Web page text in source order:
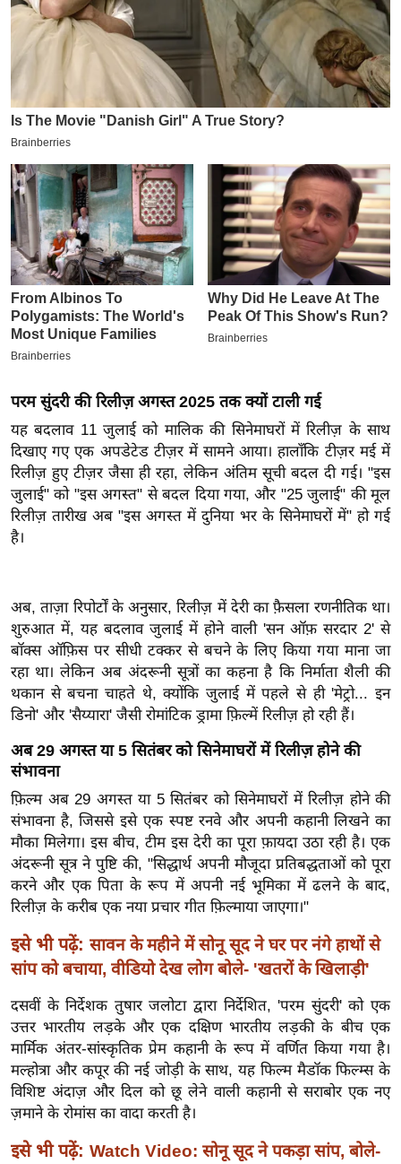
ट
P
2
0
6
क्रा
इ
म
ई
-
पे
प
मि
सा
ल
बे
मि
सा
ख्सि
य
त
यं
ग
डि
सा
हि
त्य
ज
ग
त
ऑ
टो
व
र्ल्ड
न्यू
ज
ब्री
म
परम सुंदरी की रिलीज़ अगस्त 2025 तक क्यों टाली गई
यह बदलाव 11 जुलाई को मालिक की सिनेमाघरों में रिलीज़ के साथ
दिखाए गए एक अपडेटेड टीज़र में सामने आया। हालाँकि टीज़र मई में
रिलीज़ हुए टीज़र जैसा ही रहा, लेकिन अंतिम सूची बदल दी गई। "इस
जुलाई" को "इस अगस्त" से बदल दिया गया, और "25 जुलाई" की मूल
रिलीज़ तारीख अब "इस अगस्त में दुनिया भर के सिनेमाघरों में" हो गई
है।
अब, ताज़ा रिपोर्टों के अनुसार, रिलीज़ में देरी का फ़ैसला रणनीतिक था।
शुरुआत में, यह बदलाव जुलाई में होने वाली 'सन ऑफ़ सरदार 2' से
बॉक्स ऑफ़िस पर सीधी टक्कर से बचने के लिए किया गया माना जा
रहा था। लेकिन अब अंदरूनी सूत्रों का कहना है कि निर्माता शैली की
थकान से बचना चाहते थे, क्योंकि जुलाई में पहले से ही 'मेट्रो... इन
डिनो' और 'सैय्यारा' जैसी रोमांटिक ड्रामा फ़िल्में रिलीज़ हो रही हैं।
अब 29 अगस्त या 5 सितंबर को सिनेमाघरों में रिलीज़ होने की
संभावना
फ़िल्म अब 29 अगस्त या 5 सितंबर को सिनेमाघरों में रिलीज़ होने की
संभावना है, जिससे इसे एक स्पष्ट रनवे और अपनी कहानी लिखने का
मौका मिलेगा। इस बीच, टीम इस देरी का पूरा फ़ायदा उठा रही है। एक
अंदरूनी सूत्र ने पुष्टि की, "सिद्धार्थ अपनी मौजूदा प्रतिबद्धताओं को पूरा
करने और एक पिता के रूप में अपनी नई भूमिका में ढलने के बाद,
रिलीज़ के करीब एक नया प्रचार गीत फ़िल्माया जाएगा।"
इसे भी पढ़ें: सावन के महीने में सोनू सूद ने घर पर नंगे हाथों से
सांप को बचाया, वीडियो देख लोग बोले- 'खतरों के खिलाड़ी'
दसवीं के निर्देशक तुषार जलोटा द्वारा निर्देशित, 'परम सुंदरी' को एक
उत्तर भारतीय लड़के और एक दक्षिण भारतीय लड़की के बीच एक
मार्मिक अंतर-सांस्कृतिक प्रेम कहानी के रूप में वर्णित किया गया है।
मल्होत्रा और कपूर की नई जोड़ी के साथ, यह फिल्म मैडॉक फिल्म्स के
विशिष्ट अंदाज़ और दिल को छू लेने वाली कहानी से सराबोर एक नए
ज़माने के रोमांस का वादा करती है।
इसे भी पढ़ें: Watch Video: सोनू सूद ने पकड़ा सांप, बोले-